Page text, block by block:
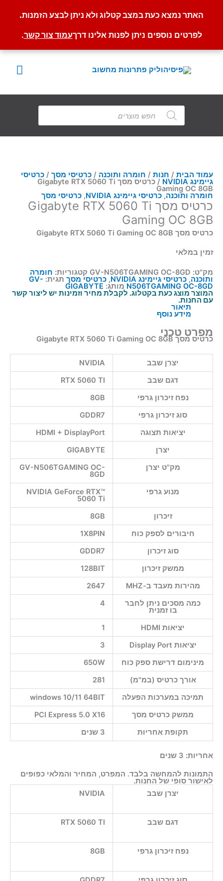
האתר נמצא כעת במצב קטלוג ולא ניתן לבצע הזמנות.
לפרטים נוספים ניתן לפנות אלינו דרךעמוד צור קשר.
דילוג
Products
search
עמוד הבית / חנות / חומרה ותוכנה / כרטיסי מסך / כרטיסי
גיימינג NVIDIA / כרטיס מסך Gigabyte RTX 5060 Ti
Gaming OC 8GB
חומרה ותוכנה, כרטיסי גיימינג NVIDIA , כרטיסי מסך
כרטיס מסך Gigabyte RTX 5060 Ti
Gaming OC 8GB
כרטיס מסך Gigabyte RTX 5060 Ti Gaming OC 8GB
זמין במלאי
מק"ט: GV-N506TGAMING OC-8GD קטגוריות: חומרה
ותוכנה, כרטיסי גיימינג NVIDIA , כרטיסי מסך תגית: GV-
N506TGAMING OC-8GD מותג: GIGABYTE
המוצר מוצג כעת בקטלוג. לקבלת מחיר וזמינות יש ליצור קשר
עם החנות.
תיאור
מידע נוסף
מפרט טכני
כרטיס מסך Gigabyte RTX 5060 Ti Gaming OC 8GB
יצרן שבב
NVIDIA
דגם שבב
RTX 5060 TI
נפח זיכרון גרפי
8GB
סוג זיכרון גרפי
GDDR7
יציאות תצוגה
HDMI + DisplayPort
יצרן
GIGABYTE
מק"ט יצרן
GV-N506TGAMING OC-
8GD
מנוע גרפי
NVIDIA GeForce RTX™
5060 Ti
זיכרון
8GB
חיבורים לספק כוח
1X8PIN
סוג זיכרון
GDDR7
ממשק זיכרון
128BIT
מהירות מעבד ב-MHZ
2647
כמה מסכים ניתן לחבר
בו זמנית
4
יציאות HDMI
1
יציאות Display Port
3
מינימום דרישת ספק כוח
650W
אורך כרטיס (במ"מ)
281
תמיכה במערכות הפעלה
windows 10/11 64BIT
ממשק כרטיס מסך
PCI Express 5.0 X16
תקופת אחריות
3 שנים
אחריות:
התמונות להמחשה בלבד. המפרט, המחיר והמלאי כפופים
לאישור סופי של החנות.
יצרן שבב
NVIDIA
דגם שבב RTX 5060 TI
נפח זיכרון גרפי 8GB